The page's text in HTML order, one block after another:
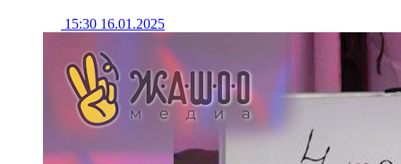
15:30 16.01.2025